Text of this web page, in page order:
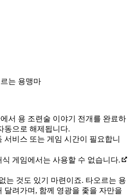
는 용맹마
서 용 조련술 이야기 전개를 완료하
동으로 해제됩니다.
서비스 또는 게임 시간이 필요합니
게임에서는 사용할 수 없습니다.
는 것도 있기 마련이죠. 타오르는 용
달려가며, 함께 영광을 좇을 자만을